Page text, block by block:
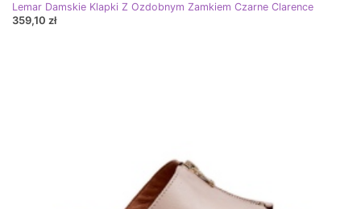
Lemar Damskie Klapki Z Ozdobnym Zamkiem Czarne Clarence
359,10 zł